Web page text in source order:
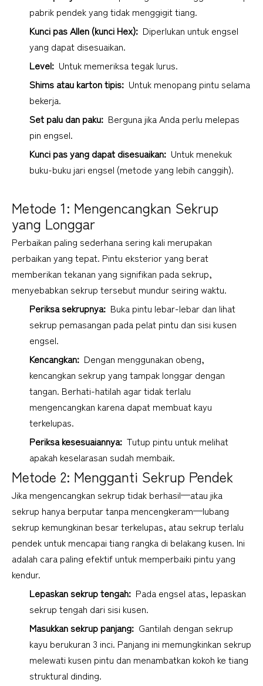
pabrik pendek yang tidak menggigit tiang.
Kunci pas Allen (kunci Hex): Diperlukan untuk engsel
yang dapat disesuaikan.
Level: Untuk memeriksa tegak lurus.
Shims atau karton tipis: Untuk menopang pintu selama
bekerja.
Set palu dan paku: Berguna jika Anda perlu melepas
pin engsel.
Kunci pas yang dapat disesuaikan: Untuk menekuk
buku-buku jari engsel (metode yang lebih canggih).
Metode 1: Mengencangkan Sekrup
yang Longgar
Perbaikan paling sederhana sering kali merupakan
perbaikan yang tepat. Pintu eksterior yang berat
memberikan tekanan yang signifikan pada sekrup,
menyebabkan sekrup tersebut mundur seiring waktu.
Periksa sekrupnya: Buka pintu lebar-lebar dan lihat
sekrup pemasangan pada pelat pintu dan sisi kusen
engsel.
Kencangkan: Dengan menggunakan obeng,
kencangkan sekrup yang tampak longgar dengan
tangan. Berhati-hatilah agar tidak terlalu
mengencangkan karena dapat membuat kayu
terkelupas.
Periksa kesesuaiannya: Tutup pintu untuk melihat
apakah keselarasan sudah membaik.
Metode 2: Mengganti Sekrup Pendek
Jika mengencangkan sekrup tidak berhasil—atau jika
sekrup hanya berputar tanpa mencengkeram—lubang
sekrup kemungkinan besar terkelupas, atau sekrup terlalu
pendek untuk mencapai tiang rangka di belakang kusen. Ini
adalah cara paling efektif untuk memperbaiki pintu yang
kendur.
Lepaskan sekrup tengah: Pada engsel atas, lepaskan
sekrup tengah dari sisi kusen.
Masukkan sekrup panjang: Gantilah dengan sekrup
kayu berukuran 3 inci. Panjang ini memungkinkan sekrup
melewati kusen pintu dan menambatkan kokoh ke tiang
struktural dinding.